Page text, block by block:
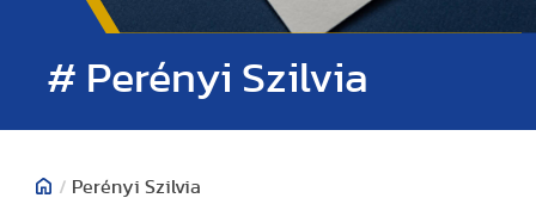
# Perényi Szilvia
/ Perényi Szilvia